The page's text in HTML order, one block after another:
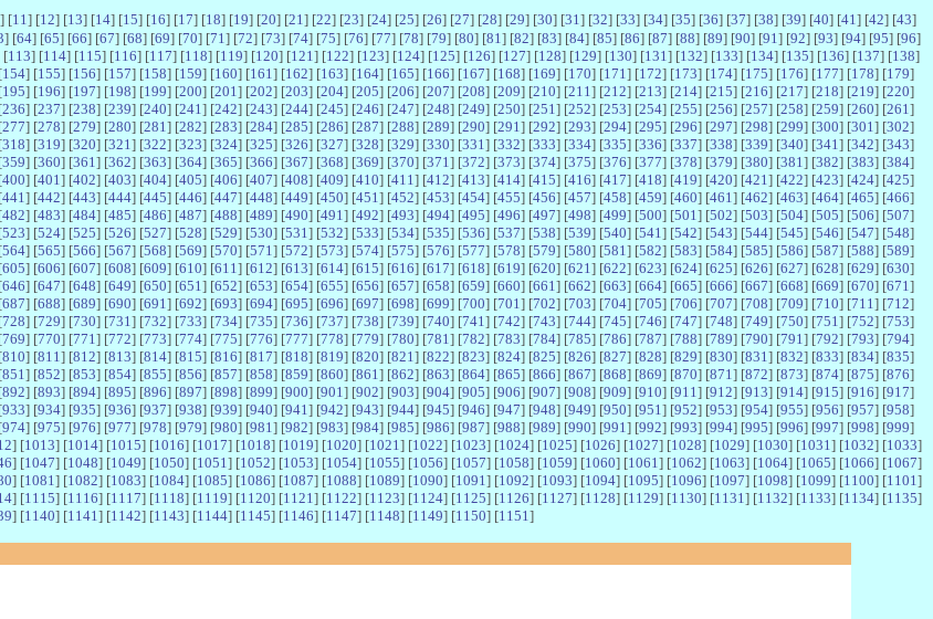
] [11 ] [12] [13] [14] [15] [16] [17] [18] [19] [20] [21 ] [22] [23] [24] [25] [26] [27] [28] [29] [30] [31 ] [32] [33] [34] [35] [36] [37] [38] [39] [40] [41 ] [42] [43]
] [64] [65] [66] [67] [68] [69] [70] [71 ] [72] [73] [74] [75] [76] [77] [78] [79] [80] [81 ] [82] [83] [84] [85] [86] [87] [88] [89] [90] [91 ] [92] [93] [94] [95] [96]
[113] [114] [115] [116] [117] [118] [119] [120] [121 ] [122] [123] [124] [125] [126] [127] [128] [129] [130] [131 ] [132] [133] [134] [135] [136] [137] [138]
154] [155] [156] [157] [158] [159] [160] [161 ] [162] [163] [164] [165] [166] [167] [168] [169] [170] [171 ] [172] [173] [174] [175] [176] [177] [178] [179]
195] [196] [197] [198] [199] [200] [201 ] [202] [203] [204] [205] [206] [207] [208] [209] [210] [211 ] [212] [213] [214] [215] [216] [217] [218] [219] [220]
236] [237] [238] [239] [240] [241 ] [242] [243] [244] [245] [246] [247] [248] [249] [250] [251 ] [252] [253] [254] [255] [256] [257] [258] [259] [260] [261 ]
277] [278] [279] [280] [281 ] [282] [283] [284] [285] [286] [287] [288] [289] [290] [291 ] [292] [293] [294] [295] [296] [297] [298] [299] [300] [301 ] [302]
318] [319] [320] [321 ] [322] [323] [324] [325] [326] [327] [328] [329] [330] [331 ] [332] [333] [334] [335] [336] [337] [338] [339] [340] [341 ] [342] [343]
359] [360] [361 ] [362] [363] [364] [365] [366] [367] [368] [369] [370] [371 ] [372] [373] [374] [375] [376] [377] [378] [379] [380] [381 ] [382] [383] [384]
400] [401 ] [402] [403] [404] [405] [406] [407] [408] [409] [410] [411 ] [412] [413] [414] [415] [416] [417] [418] [419] [420] [421 ] [422] [423] [424] [425]
441 ] [442] [443] [444] [445] [446] [447] [448] [449] [450] [451 ] [452] [453] [454] [455] [456] [457] [458] [459] [460] [461 ] [462] [463] [464] [465] [466]
482] [483] [484] [485] [486] [487] [488] [489] [490] [491 ] [492] [493] [494] [495] [496] [497] [498] [499] [500] [501 ] [502] [503] [504] [505] [506] [507]
523] [524] [525] [526] [527] [528] [529] [530] [531 ] [532] [533] [534] [535] [536] [537] [538] [539] [540] [541 ] [542] [543] [544] [545] [546] [547] [548]
564] [565] [566] [567] [568] [569] [570] [571 ] [572] [573] [574] [575] [576] [577] [578] [579] [580] [581 ] [582] [583] [584] [585] [586] [587] [588] [589]
605] [606] [607] [608] [609] [610] [611 ] [612] [613] [614] [615] [616] [617] [618] [619] [620] [621 ] [622] [623] [624] [625] [626] [627] [628] [629] [630]
646] [647] [648] [649] [650] [651 ] [652] [653] [654] [655] [656] [657] [658] [659] [660] [661 ] [662] [663] [664] [665] [666] [667] [668] [669] [670] [671 ]
687] [688] [689] [690] [691 ] [692] [693] [694] [695] [696] [697] [698] [699] [700] [701 ] [702] [703] [704] [705] [706] [707] [708] [709] [710] [711 ] [712]
728] [729] [730] [731 ] [732] [733] [734] [735] [736] [737] [738] [739] [740] [741 ] [742] [743] [744] [745] [746] [747] [748] [749] [750] [751 ] [752] [753]
769] [770] [771 ] [772] [773] [774] [775] [776] [777] [778] [779] [780] [781 ] [782] [783] [784] [785] [786] [787] [788] [789] [790] [791 ] [792] [793] [794]
810] [811 ] [812] [813] [814] [815] [816] [817] [818] [819] [820] [821 ] [822] [823] [824] [825] [826] [827] [828] [829] [830] [831 ] [832] [833] [834] [835]
851 ] [852] [853] [854] [855] [856] [857] [858] [859] [860] [861 ] [862] [863] [864] [865] [866] [867] [868] [869] [870] [871 ] [872] [873] [874] [875] [876]
892] [893] [894] [895] [896] [897] [898] [899] [900] [901 ] [902] [903] [904] [905] [906] [907] [908] [909] [910] [911 ] [912] [913] [914] [915] [916] [917]
933] [934] [935] [936] [937] [938] [939] [940] [941 ] [942] [943] [944] [945] [946] [947] [948] [949] [950] [951 ] [952] [953] [954] [955] [956] [957] [958]
974] [975] [976] [977] [978] [979] [980] [981 ] [982] [983] [984] [985] [986] [987] [988] [989] [990] [991 ] [992] [993] [994] [995] [996] [997] [998] [999]
] [1013] [1014] [1015] [1016] [1017] [1018] [1019] [1020] [1021 ] [1022] [1023] [1024] [1025] [1026] [1027] [1028] [1029] [1030] [1031 ] [1032] [1033]
] [1047] [1048] [1049] [1050] [1051 ] [1052] [1053] [1054] [1055] [1056] [1057] [1058] [1059] [1060] [1061 ] [1062] [1063] [1064] [1065] [1066] [1067]
] [1081 ] [1082] [1083] [1084] [1085] [1086] [1087] [1088] [1089] [1090] [1091 ] [1092] [1093] [1094] [1095] [1096] [1097] [1098] [1099] [1100] [1101 ]
] [1115] [1116] [1117] [1118] [1119] [1120] [1121 ] [1122] [1123] [1124] [1125] [1126] [1127] [1128] [1129] [1130] [1131 ] [1132] [1133] [1134] [1135]
] [1140] [1141 ] [1142] [1143] [1144] [1145] [1146] [1147] [1148] [1149] [1150] [1151 ]